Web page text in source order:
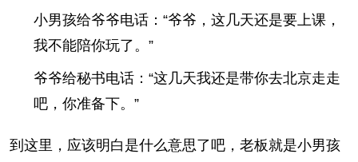
小男孩给爷爷电话：“爷爷，这几天还是要上课，
我不能陪你玩了。”
爷爷给秘书电话：“这几天我还是带你去北京走走
吧，你准备下。”
到这里，应该明白是什么意思了吧，老板就是小男孩